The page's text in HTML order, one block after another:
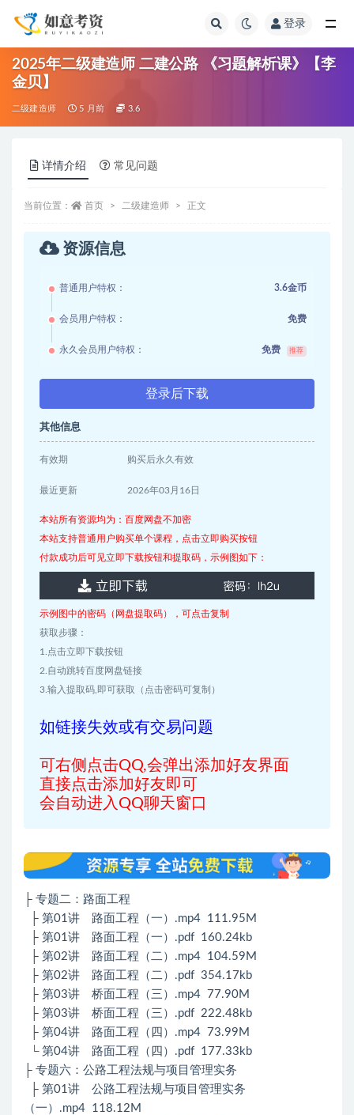
登录
2025年二级建造师 二建公路 《习题解析课》【李
金贝】
二级建造师 5 月前 3.6
详情介绍 常见问题
当前位置： 首页 二级建造师 正文
资源信息
普通用户特权： 3.6金币
会员用户特权： 免费
永久会员用户特权： 免费 推荐
登录后下载
其他信息
有效期 购买后永久有效
最近更新 2026年03月16日
本站所有资源均为：百度网盘不加密
本站支持普通用户购买单个课程，点击立即购买按钮
付款成功后可见立即下载按钮和提取码，示例图如下：
示例图中的密码（网盘提取码），可点击复制
获取步骤：
1.点击立即下载按钮
2.自动跳转百度网盘链接
3.输入提取码,即可获取（点击密码可复制）
如链接失效或有交易问题
可右侧点击QQ,会弹出添加好友界面
直接点击添加好友即可
会自动进入QQ聊天窗口
├ 专题二：路面工程
├ 第01讲 路面工程（一）.mp4 111.95M
├ 第01讲 路面工程（一）.pdf 160.24kb
├ 第02讲 路面工程（二）.mp4 104.59M
├ 第02讲 路面工程（二）.pdf 354.17kb
├ 第03讲 桥面工程（三）.mp4 77.90M
├ 第03讲 桥面工程（三）.pdf 222.48kb
├ 第04讲 路面工程（四）.mp4 73.99M
└ 第04讲 路面工程（四）.pdf 177.33kb
├ 专题六：公路工程法规与项目管理实务
├ 第01讲 公路工程法规与项目管理实务
（一）.mp4 118.12M